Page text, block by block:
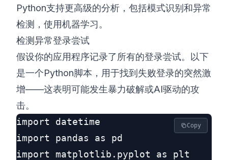
Python支持更高级的分析，包括模式识别和异常
检测，使用机器学习。
检测异常登录尝试
假设你的应用程序记录了所有的登录尝试。以下
是一个Python脚本，用于找到失败登录的突然激
增——这表明可能发生暴力破解或AI驱动的攻
击。
import datetime
import pandas as pd
import matplotlib.pyplot as plt
Copy